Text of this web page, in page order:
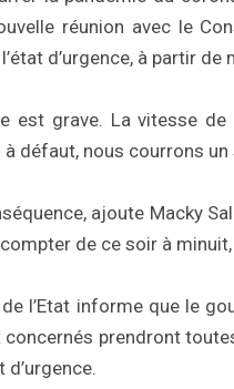
réunion avec le
d’urgence, à partir de
est grave. La vitesse
à défaut, nous courrons
ajoute Macky
de ce soir à
l’Etat informe que le
concernés prendront
d’urgence.